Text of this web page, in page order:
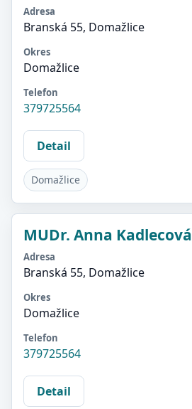
Adresa
Branská 55, Domažlice
Okres
Domažlice
Telefon
379725564
Detail
Domažlice
MUDr. Anna Kadlecová
Adresa
Branská 55, Domažlice
Okres
Domažlice
Telefon
379725564
Detail